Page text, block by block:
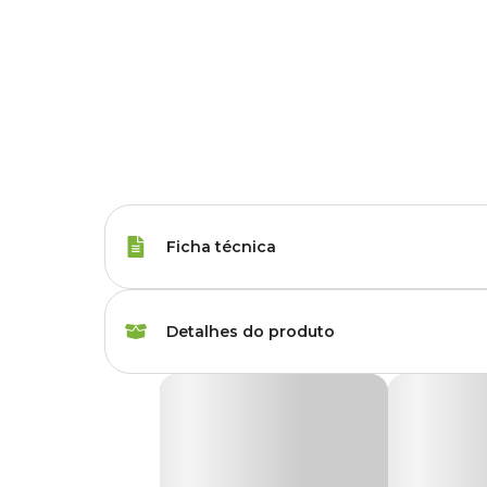
Ficha técnica
Tipo da Ração Premium Especial
Detalhes do produto